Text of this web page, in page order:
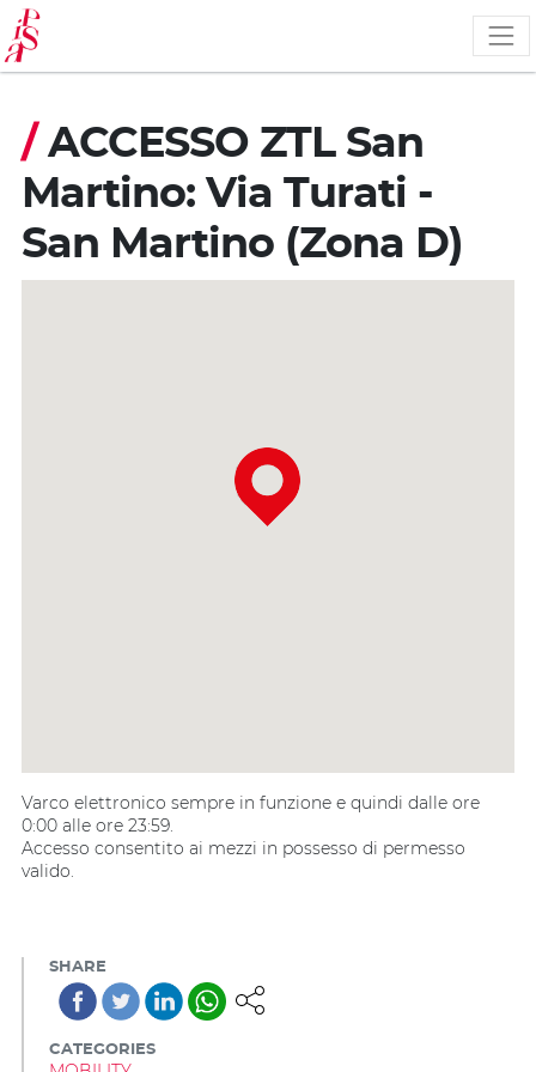
Skip
to
main
content
/ ACCESSO ZTL San
Martino: Via Turati -
San Martino (Zona D)
Varco elettronico sempre in funzione e quindi dalle ore
0:00 alle ore 23:59.
Accesso consentito ai mezzi in possesso di permesso
valido.
SHARE
CATEGORIES